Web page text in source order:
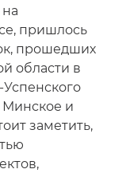
пришлось
прошедших
области в
Минское и
заметить,